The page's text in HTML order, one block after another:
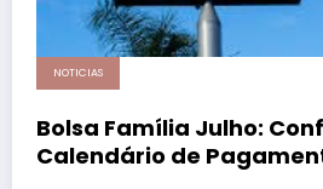
NOTICIAS
Bolsa Família Julho:
Calendário de